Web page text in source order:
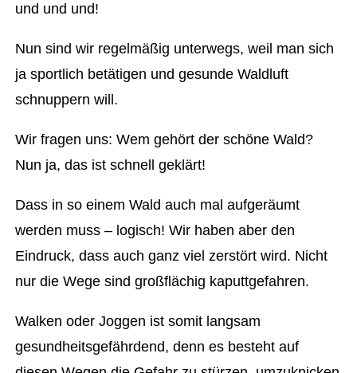
und und und!
Nun sind wir regelmäßig unterwegs, weil man sich
ja sportlich betätigen und gesunde Waldluft
schnuppern will.
Wir fragen uns: Wem gehört der schöne Wald?
Nun ja, das ist schnell geklärt!
Dass in so einem Wald auch mal aufgeräumt
werden muss – logisch! Wir haben aber den
Eindruck, dass auch ganz viel zerstört wird. Nicht
nur die Wege sind großflächig kaputtgefahren.
Walken oder Joggen ist somit langsam
gesundheitsgefährdend, denn es besteht auf